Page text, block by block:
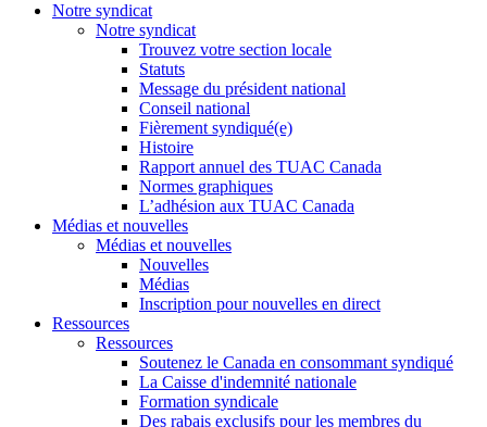
Notre syndicat
Notre syndicat
Trouvez votre section locale
Statuts
Message du président national
Conseil national
Fièrement syndiqué(e)
Histoire
Rapport annuel des TUAC Canada
Normes graphiques
L’adhésion aux TUAC Canada
Médias et nouvelles
Médias et nouvelles
Nouvelles
Médias
Inscription pour nouvelles en direct
Ressources
Ressources
Soutenez le Canada en consommant syndiqué
La Caisse d'indemnité nationale
Formation syndicale
Des rabais exclusifs pour les membres du